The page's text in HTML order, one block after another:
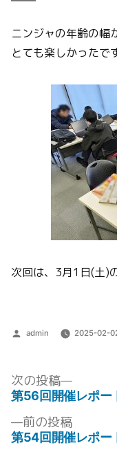
ニンジャの年齢の幅
とても楽しかったで
次回は、3月1日(土)
投
admin 2025-02-
投
稿
ナ
前の投稿前
の
第54回開催レポー
次の投稿
次
の
稿:
第56回開催レポー